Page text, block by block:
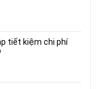
tiết kiệm chi phí